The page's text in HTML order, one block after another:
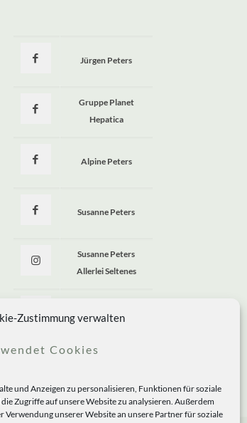
Zustimmung verwalten
Cookies
und Anzeigen zu personalisieren, Funktionen für soziale
Zugriffe auf unsere Website zu analysieren. Außerdem
unserer Website an unsere Partner für soziale
Jürgen Peters
Gruppe Planet
Hepatica
Alpine Peters
Susanne Peters
Susanne Peters
Allerlei Seltenes
Allerlei Seltenes